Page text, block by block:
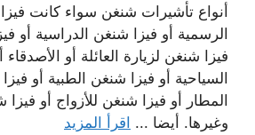
أنواع تأشيرات شنغن سواء كانت
الرسمية أو فيزا شنغن الدراسية أو
فيزا شنغن لزيارة العائلة أو
السياحية أو فيزا شنغن الطبية أو
المطار أو فيزا شنغن للأزواج أو فيزا
وغيرها. أيضا ... اقرأ المزيد